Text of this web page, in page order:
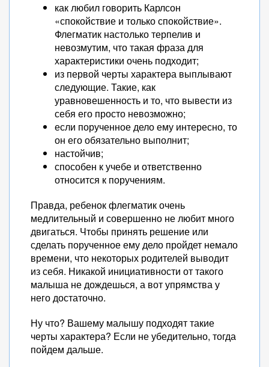
как любил говорить Карлсон
«спокойствие и только спокойствие».
Флегматик настолько терпелив и
невозмутим, что такая фраза для
характеристики очень подходит;
из первой черты характера выплывают
следующие. Такие, как
уравновешенность и то, что вывести из
себя его просто невозможно;
если порученное дело ему интересно, то
он его обязательно выполнит;
настойчив;
способен к учебе и ответственно
относится к поручениям.
Правда, ребенок флегматик очень
медлительный и совершенно не любит много
двигаться. Чтобы принять решение или
сделать порученное ему дело пройдет немало
времени, что некоторых родителей выводит
из себя. Никакой инициативности от такого
малыша не дождешься, а вот упрямства у
него достаточно.
Ну что? Вашему малышу подходят такие
черты характера? Если не убедительно, тогда
пойдем дальше.